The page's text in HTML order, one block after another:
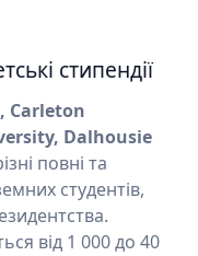
стипендії
Carleton
Dalhousie
повні та
студентів,
від 1 000 до 40